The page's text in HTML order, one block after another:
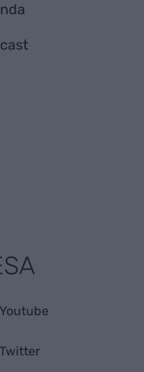
Youtube
Twitter